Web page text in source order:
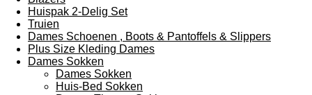
Huispak 2-Delig Set
Truien
Dames Schoenen , Boots & Pantoffels & Slippers
Plus Size Kleding Dames
Dames Sokken
Dames Sokken
Huis-Bed Sokken